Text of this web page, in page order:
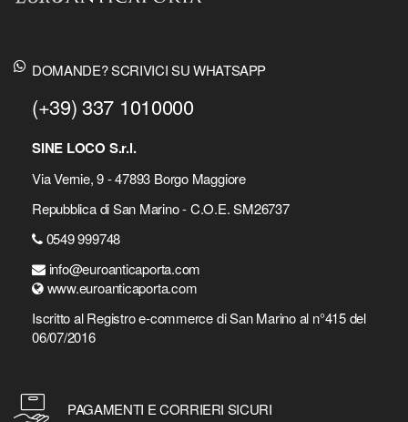
DOMANDE? SCRIVICI SU WHATSAPP
(+39) 337 1010000
SINE LOCO S.r.l.
Via Vernie, 9 - 47893 Borgo Maggiore
Repubblica di San Marino - C.O.E. SM26737
0549 999748
info@euroanticaporta.com
www.euroanticaporta.com
Iscritto al Registro e-commerce di San Marino al n°415 del
06/07/2016
PAGAMENTI E CORRIERI SICURI